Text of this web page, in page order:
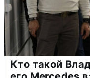
Кто такой